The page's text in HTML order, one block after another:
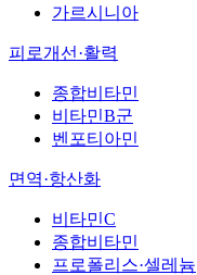
가르시니아
피로개선·활력
종합비타민
비타민B군
벤포티아민
면역·항산화
비타민C
종합비타민
프로폴리스·셀레늄